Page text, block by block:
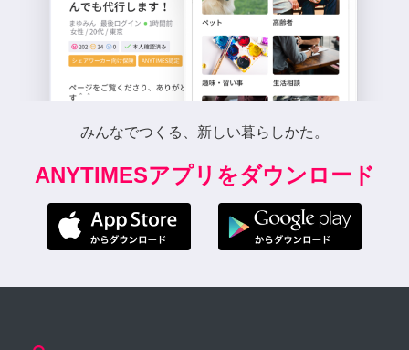
みんなでつくる、新しい暮らしかた。
ANYTIMESアプリをダウンロード